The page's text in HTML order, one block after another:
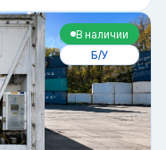
В наличии
Б/У